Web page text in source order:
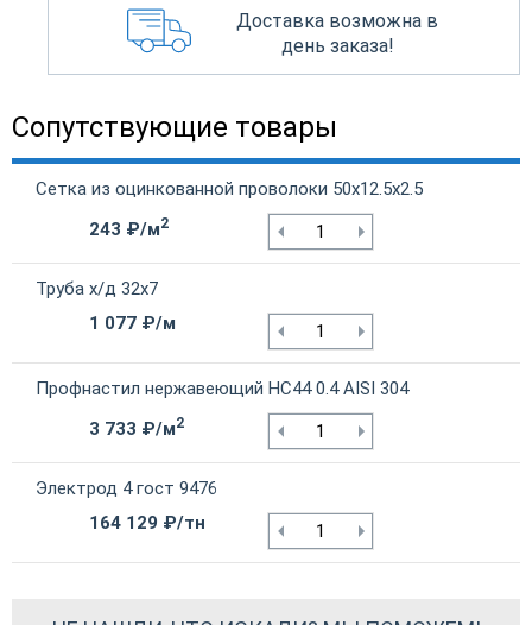
Доставка возможна в
день заказа!
Сопутствующие товары
Сетка из оцинкованной проволоки 50х12.5х2.5
243 ₽/м2
Труба х/д 32х7
1 077 ₽/м
Профнастил нержавеющий НС44 0.4 AISI 304
3 733 ₽/м2
Электрод 4 гост 9476
164 129 ₽/тн